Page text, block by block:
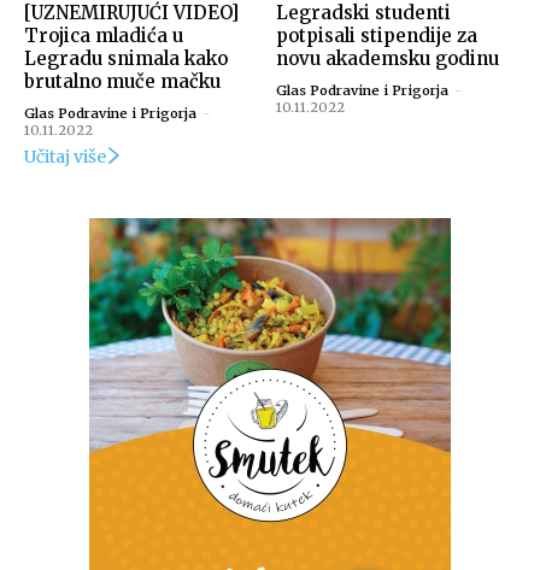
[UZNEMIRUJUĆI VIDEO]
Trojica mladića u
Legradu snimala kako
brutalno muče mačku
Glas Podravine i Prigorja -
10.11.2022
Legradski studenti
potpisali stipendije za
novu akademsku godinu
Glas Podravine i Prigorja -
10.11.2022
Učitaj više